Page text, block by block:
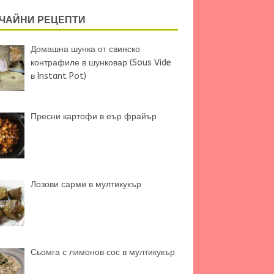
РЕЦЕПТИ
Домашна шунка от свинско
контрафиле в шунковар (Sous Vide
в Instant Pot)
Пресни картофи в еър фрайър
Лозови сарми в мултикукър
Сьомга с лимонов сос в мултикукър